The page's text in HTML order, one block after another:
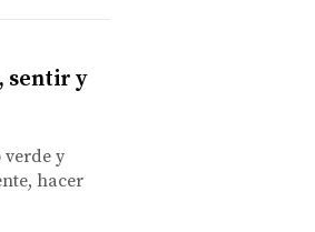
sentir y
verde y
hacer